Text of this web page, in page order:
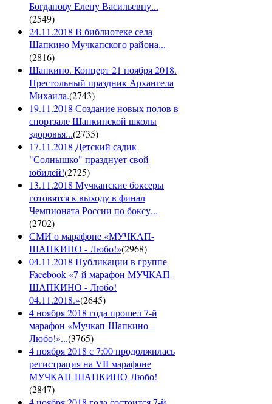
Богданову Елену Васильевну...
(2549)
24.11.2018 В библиотеке села
Шапкино Мучкапского района...
(2816)
Шапкино. Концерт 21 ноября 2018.
Престольный праздник Архангела
Михаила.(2743)
19.11.2018 Создание новых полов в
спортзале Шапкинской школы
здоровья...(2735)
17.11.2018 Детский садик
"Солнышко" празднует свой
юбилей!(2725)
13.11.2018 Мучкапские боксеры
готовятся к выходу в финал
Чемпионата России по боксу...
(2702)
СМИ о марафоне «МУЧКАП-
ШАПКИНО - Любо!»(2968)
04.11.2018 Публикации в группе
Facebook «7-й марафон МУЧКАП-
ШАПКИНО - Любо!
04.11.2018.»(2645)
4 ноября 2018 года прошел 7-й
марафон «Мучкап-Шапкино –
Любо!»...(3765)
4 ноября 2018 с 7:00 продолжилась
регистрация на VII марафоне
МУЧКАП-ШАПКИНО-Любо!
(2847)